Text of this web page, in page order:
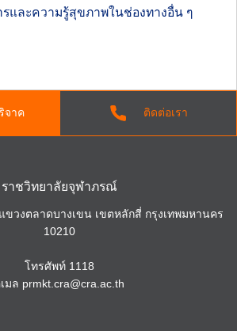
และความรู้สุขภาพในช่องทางอื่น ๆ
จาค ติดต่อเรา
ราชวิทยาลัยจุฬาภรณ์
ขวงตลาดบางเขน เขตหลักสี่ กรุงเทพมหานคร
10210
โทรศัพท์ 1118
มล prmkt.cra@cra.ac.th